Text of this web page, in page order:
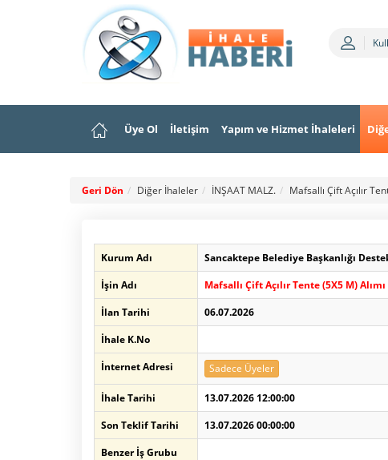
Üye Ol İletişim Yapım ve Hizmet İhaleleri
Geri Dön Diğer İhaleler İNŞAAT MALZ. Mafsallı Çift Açılır
Kurum Adı
Sancaktepe Belediye Başkanlığı
İşin Adı
Mafsallı Çift Açılır Tente (5X5 M)
İlan Tarihi
06.07.2026
İhale K.No
İnternet Adresi
Sadece Üyeler
İhale Tarihi
13.07.2026 12:00:00
Son Teklif Tarihi
13.07.2026 00:00:00
Benzer İş Grubu